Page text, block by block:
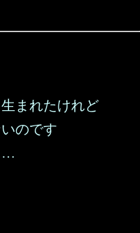
まれたけれど
のです